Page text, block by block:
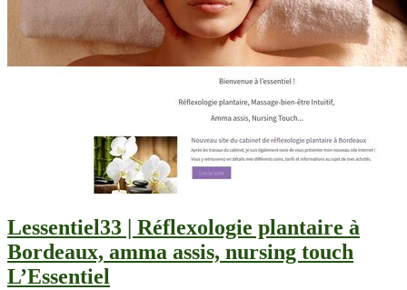
Lessentiel33 | Réflexolo­gie plantaire à
Bordeaux, amma assis, nursing touch
L’Essentiel